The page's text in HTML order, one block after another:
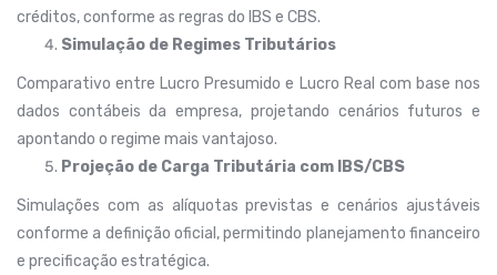
créditos, conforme as regras do IBS e CBS.
Simulação de Regimes Tributários
Comparativo entre Lucro Presumido e Lucro Real com base nos
dados contábeis da empresa, projetando cenários futuros e
apontando o regime mais vantajoso.
Projeção de Carga Tributária com IBS/CBS
Simulações com as alíquotas previstas e cenários ajustáveis
conforme a definição oficial, permitindo planejamento financeiro
e precificação estratégica.